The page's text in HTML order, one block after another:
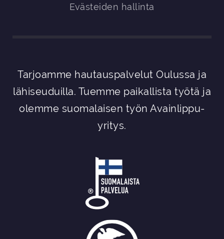
Evästeiden hallinta
Tarjoamme hautauspalvelut Oulussa ja
lähiseuduilla. Tuemme paikallista työtä ja
olemme suomalaisen työn Avainlippu-
yritys.